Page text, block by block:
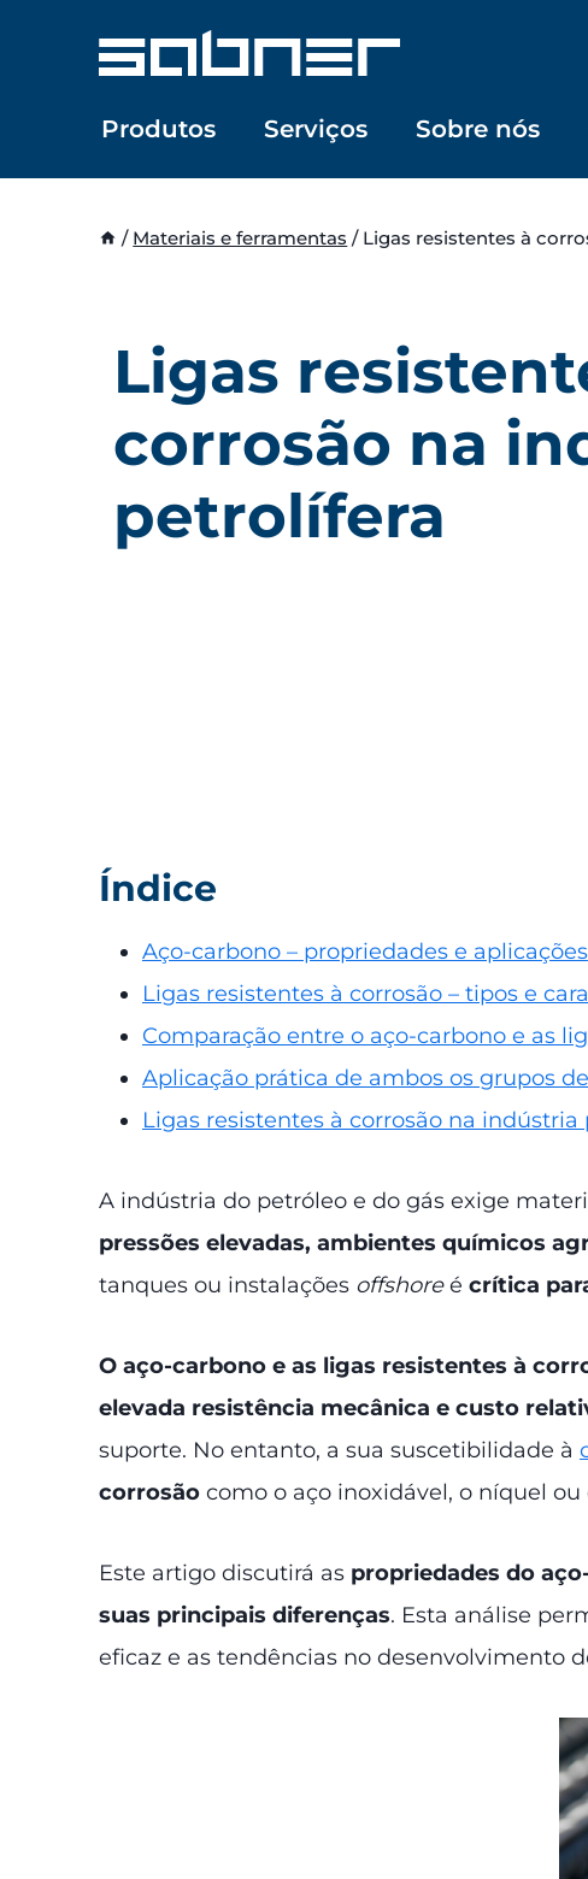
Produtos Serviços Sobre nós
/ Materiais e ferramentas / Ligas resistentes à
Ligas
corrosão na
petrolífera
Índice
Aço-carbono – propriedades e aplicações
Ligas resistentes à corrosão – tipos e
Comparação entre o aço-carbono e as
Aplicação prática de ambos os grupos
Ligas resistentes à corrosão na
A indústria do petróleo e do gás exige
pressões elevadas, ambientes químicos
tanques ou instalações offshoreé crítica
O aço-carbono e as ligas resistentes à
elevada resistência mecânica e custo
suporte. No entanto, a sua suscetibilidade à
corrosão como o aço inoxidável, o níquel
Este artigo discutirá as propriedades do
suas principais diferenças. Esta análise
eficaz e as tendências no desenvolvimento